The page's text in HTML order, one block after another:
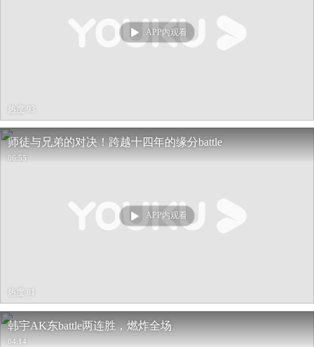
APP内观看
热度 93
师徒与兄弟的对决！跨越十四年的缘分battle
06:55
APP内观看
热度 81
韩宇AK东battle两连胜，燃炸全场
04:14